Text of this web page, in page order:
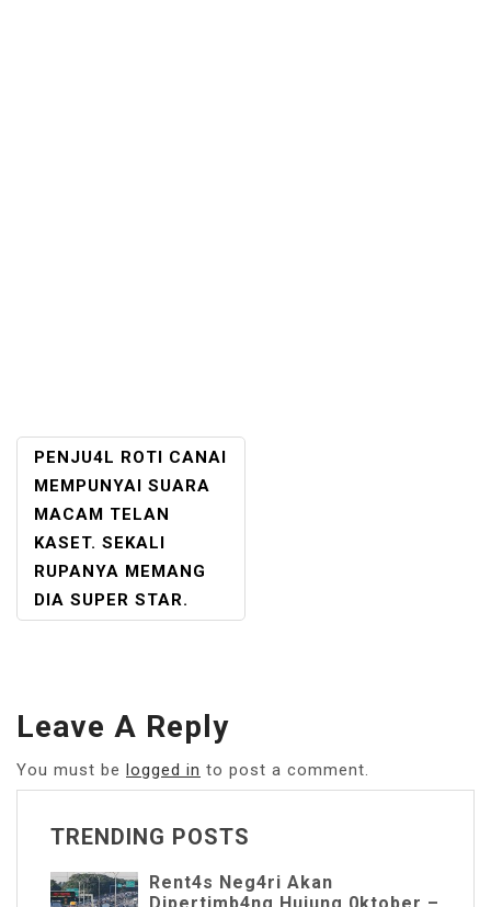
POST
NAVIGATION
PENJU4L ROTI CANAI
MEMPUNYAI SUARA
MACAM TELAN
KASET. SEKALI
RUPANYA MEMANG
DIA SUPER STAR.
Leave A Reply
You must be logged in to post a comment.
TRENDING POSTS
Rent4s Neg4ri Akan